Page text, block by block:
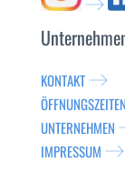
KONTAKT
ÖFFNUNGSZEITEN
UNTERNEHMEN
IMPRESSUM